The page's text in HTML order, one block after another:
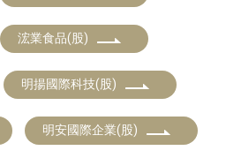
浤業食品(股)
明揚國際科技(股)
明安國際企業(股)